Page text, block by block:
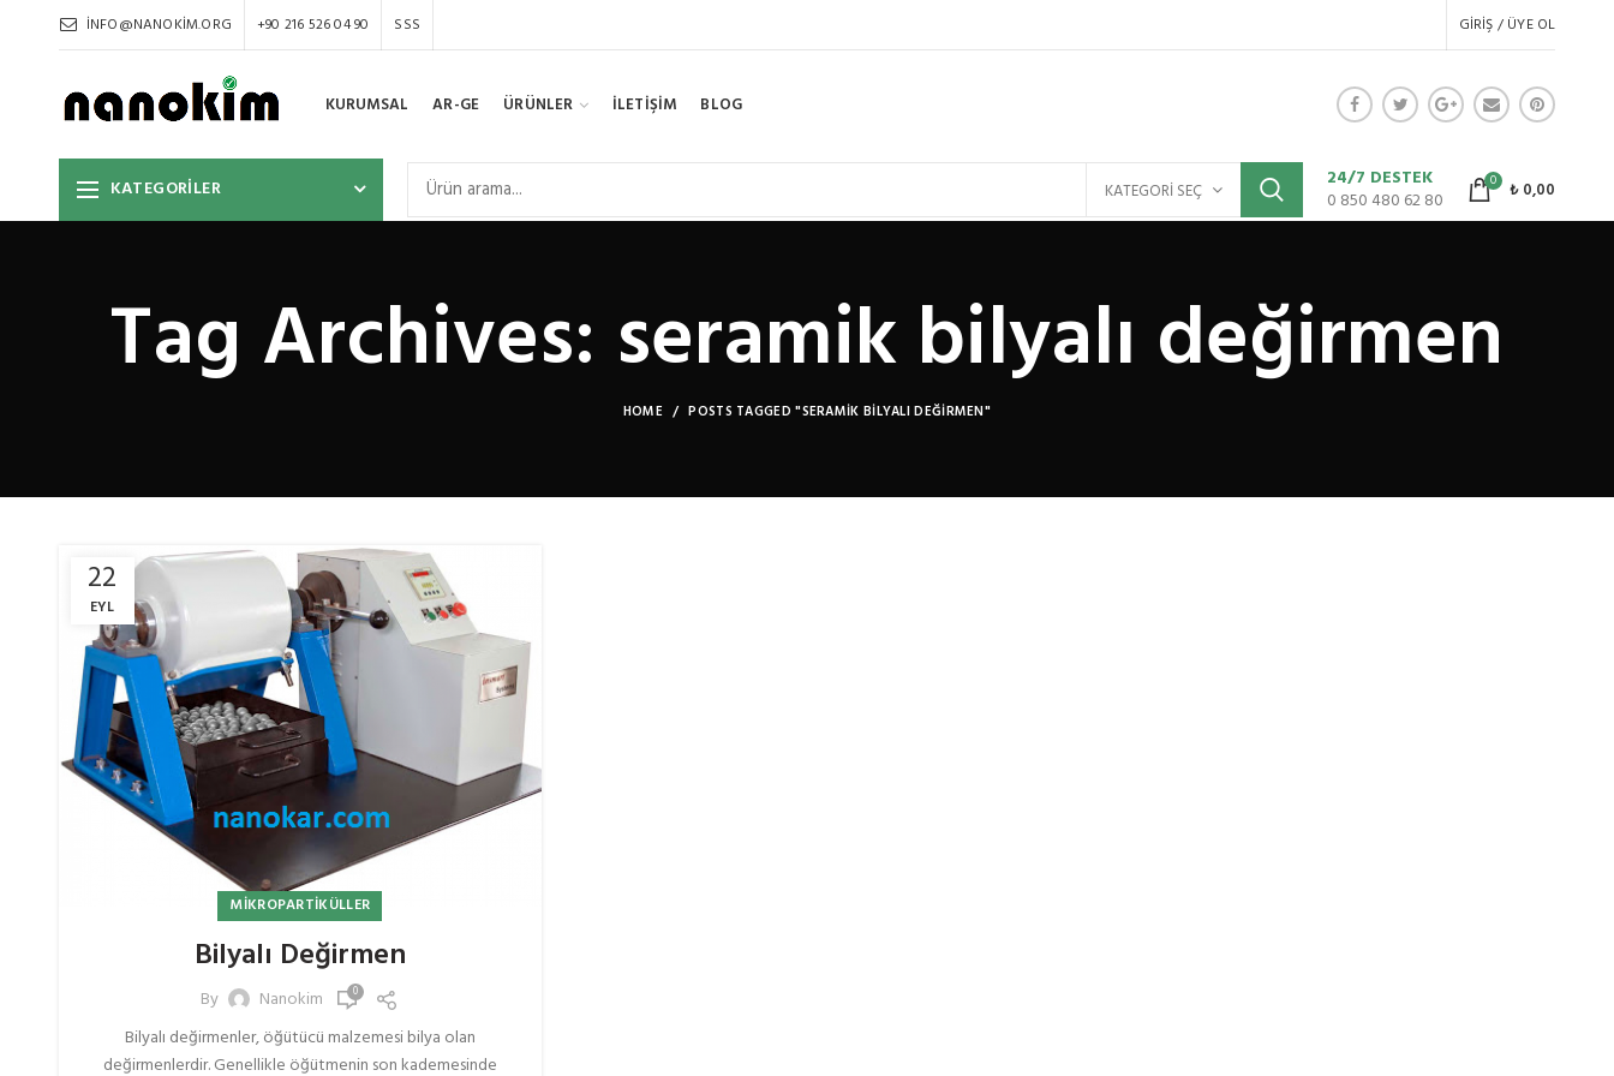
INFO@NANOKIM.ORG +90 216 526 04 90 SSS GIRIŞ / ÜYE OL
KURUMSAL AR-GE ÜRÜNLER İLETİŞİM BLOG
KATEGORİLER KATEGORI SEÇ
24/7 DESTEK
0 850 480 62 80
0 ₺0,00
Tag Archives: seramik bilyalı değirmen
HOME POSTS TAGGED "SERAMIK BILYALI DEĞIRMEN"
22
EYL
MIKROPARTIKÜLLER
Bilyalı Değirmen
By Nanokim 0
Bilyalı değirmenler, öğütücü malzemesi bilya olan
değirmenlerdir. Genellikle öğütmenin son kademesinde